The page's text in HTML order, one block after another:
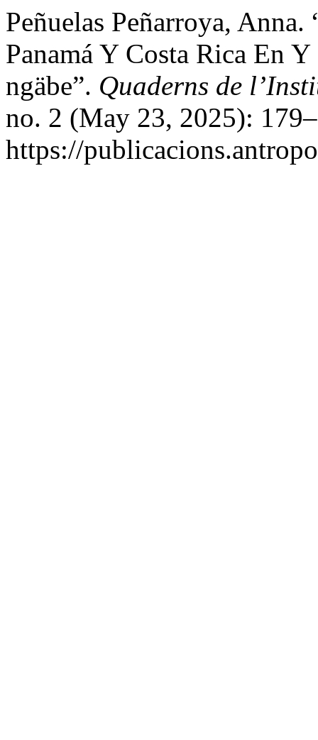
Peñuelas Peñarroya,
Panamá Y Costa Rica En
ngäbe”. Quaderns de
no. 2 (May 23, 2025):
https://